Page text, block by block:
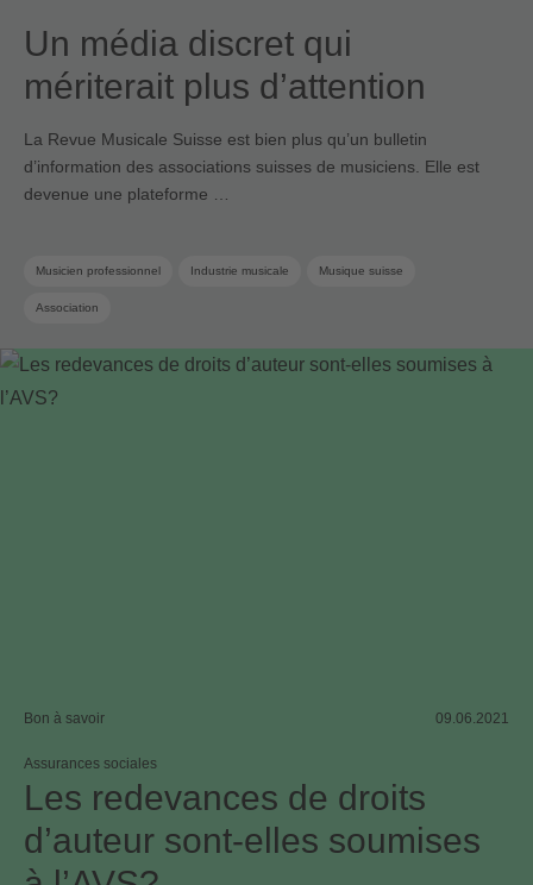
Un média discret qui
mériterait plus d’attention
La Revue Musicale Suisse est bien plus qu’un bulletin
d’information des associations suisses de musiciens. Elle est
devenue une plateforme …
Musicien professionnel Industrie musicale Musique suisse
Association
Bon à savoir 09.06.2021
Assurances sociales
Les redevances de droits
d’auteur sont-elles soumises